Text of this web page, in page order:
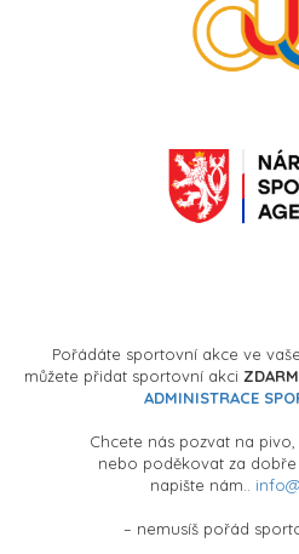
Pořádáte sportovní akce ve
můžete přidat sportovní akci
ADMINISTRACE
Chcete nás pozvat na
nebo poděkovat za dobře
napište nám..
– nemusíš pořád